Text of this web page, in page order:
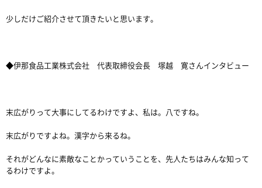
少しだけご紹介させて頂きたいと思います。
◆伊那食品工業株式会社 代表取締役会長 塚越 寛さんインタビュー
末広がりって大事にしてるわけですよ、私は。八ですね。
末広がりですよね。漢字から来るね。
それがどんなに素敵なことかっていうことを、先人たちはみんな知って
るわけですよ。